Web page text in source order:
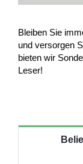
Bleiben Sie
und versorgen
bieten wir
Leser!